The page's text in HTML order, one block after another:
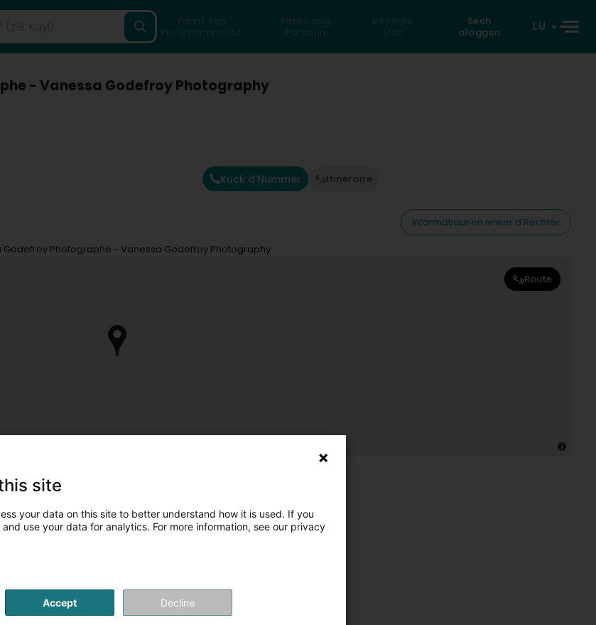
Fannt een
Professionnellen
Fannt eng
Persoun
Reverse
Sich
Sech
aloggen
LU
- Vanessa Godefroy Photography
Kuck d'Nummer Itinéraire
Informatiounen iwwer d'Rechter
Godefroy Photographe - Vanessa Godefroy Photography
Route
site
your data on this site to better understand how it is used. If you
use your data for analytics. For more information, see our privacy
Accept Decline